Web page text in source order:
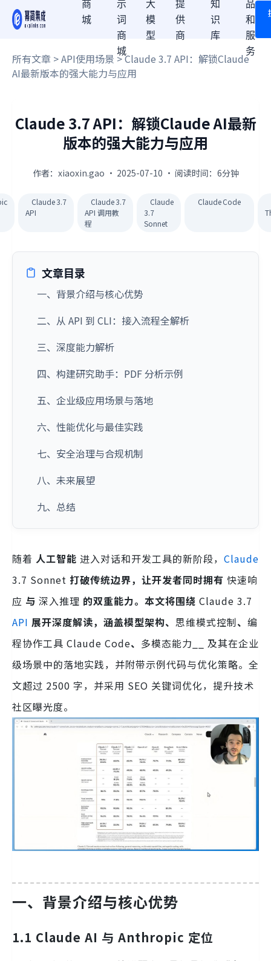
商
城
示
词
商
城
大
模
型
提
供
商
知
识
库
品
和
服
务
所有文章 >API使用场景 > Claude 3.7 API：解锁Claude
AI最新版本的强大能力与应用
Claude 3.7 API：解锁Claude AI最新
版本的强大能力与应用
作者：xiaoxin.gao · 2025-07-10 · 阅读时间：6分钟
Claude 3.7
API
Claude 3.7
API 调用教
程
Claude
3.7
Sonnet
Claude Code
文章目录
一、背景介绍与核心优势
二、从 API 到 CLI：接入流程全解析
三、深度能力解析
四、构建研究助手：PDF 分析示例
五、企业级应用场景与落地
六、性能优化与最佳实践
七、安全治理与合规机制
八、未来展望
九、总结
随着 人工智能 进入对话和开发工具的新阶段， Claude
3.7 Sonnet 打破传统边界，让开发者同时拥有 快速响
应 与 深入推理 的双重能力。本文将围绕 Claude 3.7
API 展开深度解读，涵盖模型架构、 思维模式控制、 编
程协作工具 Claude Code、 多模态能力__ 及其在企业
级场景中的落地实践，并附带示例代码与优化策略。全
文超过 2500 字，并采用 SEO 关键词优化，提升技术
社区曝光度。
一、背景介绍与核心优势
1.1 Claude AI 与 Anthropic 定位